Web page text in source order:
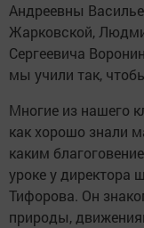
Андреевны
Жарковской,
Сергеевича
мы учили так,
Многие из нашего
как хорошо знали
каким
уроке у
Тифорова. Он
природы,